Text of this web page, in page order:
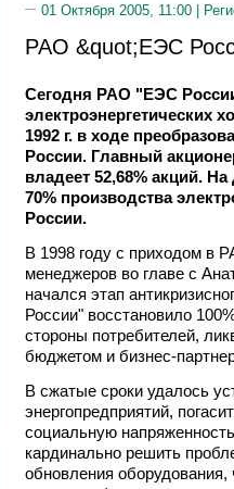
01 Октября 2005, 11:00 |
РАО &quot;ЕЭС
Сегодня РАО "ЕЭС
электроэнергетических
1992 г. в ходе
России. Главный
владеет 52,68% акций.
70% производства
России.
В 1998 году с приходом в
менеджеров во главе с
начался этап
России" восстановило
стороны потребителей,
бюджетом и бизнес-
В сжатые сроки удалось
энергопредприятий,
социальную
кардинально решить
обновления